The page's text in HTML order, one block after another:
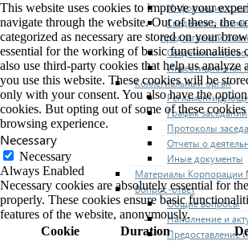
Информация о
Сведения о
предлагаемой
Сведения о
Инвестиционная
Коллегиальный орган
График заседаний
Протоколы
Отчеты о
Иные документы
Материалы
Вопрос-ответ
Общие вопросы
Наполнение и
Предоставление
This website uses cookies to improve your
navigate through the website. Out of these, the
categorized as necessary are stored on your
essential for the working of basic functionalities
also use third-party cookies that help us analyze
you use this website. These cookies will be
only with your consent. You also have the
cookies. But opting out of some of these
browsing experience.
Necessary
Necessary
Always Enabled
Necessary cookies are absolutely essential for
properly. These cookies ensure basic
features of the website, anonymously.
Cookie
Duration